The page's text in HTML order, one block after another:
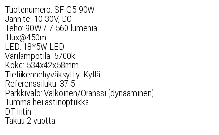
Tuotenumero: SF-G5-90W
Jännite: 10-30V, DC
Teho: 90W / 7 560 lumenia
1lux@450m
LED: 18*5W LED
Värilämpötila: 5700k
Koko: 534x42x58mm
Tieliikennehyväksytty: Kyllä
Referenssiluku: 37.5
Parkkivalo: Valkoinen/Oranssi (dynaaminen)
Tumma heijastinoptiikka
DT-liitin
Takuu 2 vuotta